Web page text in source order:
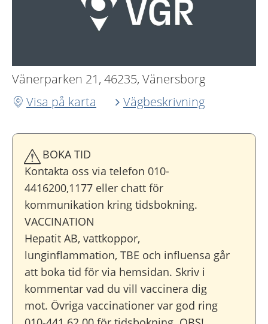
Vänerparken 21, 46235, Vänersborg
Visa på karta
Vägbeskrivning
BOKA TID
Kontakta oss via telefon 010-
4416200,1177 eller chatt för
kommunikation kring tidsbokning.
VACCINATION
Hepatit AB, vattkoppor,
lunginflammation, TBE och influensa går
att boka tid för via hemsidan. Skriv i
kommentar vad du vill vaccinera dig
mot. Övriga vaccinationer var god ring